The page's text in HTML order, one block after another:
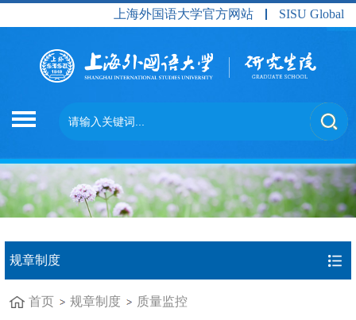
上海外国语大学官方网站 SISU Global
规章制度
首页 规章制度 质量监控